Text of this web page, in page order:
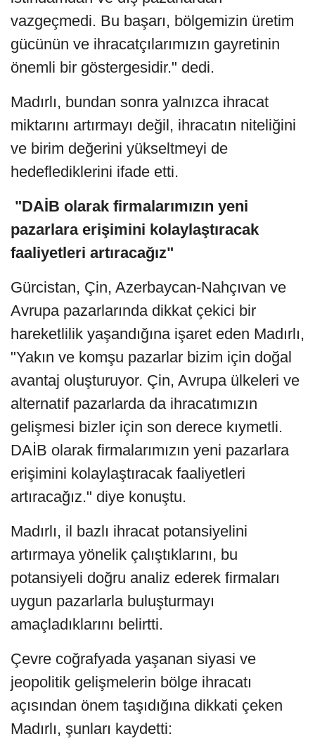
vazgeçmedi. Bu başarı, bölgemizin üretim
gücünün ve ihracatçılarımızın gayretinin
önemli bir göstergesidir." dedi.
Madırlı, bundan sonra yalnızca ihracat
miktarını artırmayı değil, ihracatın niteliğini
ve birim değerini yükseltmeyi de
hedeflediklerini ifade etti.
"DAİB olarak firmalarımızın yeni
pazarlara erişimini kolaylaştıracak
faaliyetleri artıracağız"
Gürcistan, Çin, Azerbaycan-Nahçıvan ve
Avrupa pazarlarında dikkat çekici bir
hareketlilik yaşandığına işaret eden Madırlı,
"Yakın ve komşu pazarlar bizim için doğal
avantaj oluşturuyor. Çin, Avrupa ülkeleri ve
alternatif pazarlarda da ihracatımızın
gelişmesi bizler için son derece kıymetli.
DAİB olarak firmalarımızın yeni pazarlara
erişimini kolaylaştıracak faaliyetleri
artıracağız." diye konuştu.
Madırlı, il bazlı ihracat potansiyelini
artırmaya yönelik çalıştıklarını, bu
potansiyeli doğru analiz ederek firmaları
uygun pazarlarla buluşturmayı
amaçladıklarını belirtti.
Çevre coğrafyada yaşanan siyasi ve
jeopolitik gelişmelerin bölge ihracatı
açısından önem taşıdığına dikkati çeken
Madırlı, şunları kaydetti: